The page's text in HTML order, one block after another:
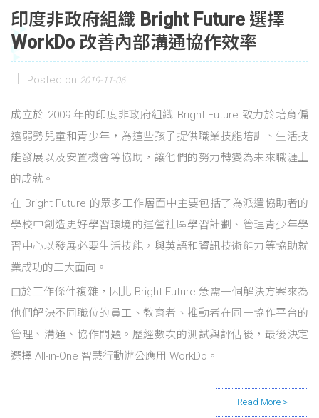
印度非政府組織 Bright Future 選擇
WorkDo 改善內部溝通協作效率
Posted on 2019-11-06
成立於 2009 年的印度非政府組織 Bright Future 致力於培育偏
遠弱勢兒童和青少年，為這些孩子提供職業技能培訓、生活技
能發展以及安置機會等協助，讓他們的努力轉變為未來職涯上
的成就。
在 Bright Future 的眾多工作層面中主要包括了為派遣協助者的
學校中創造更好學習環境的運營社區學習計劃、管理青少年學
習中心以發展必要生活技能，與英語和資訊技術能力等協助就
業成功的三大面向。
由於工作條件複雜，因此 Bright Future 急需一個解決方案來為
他們解決不同職位的員工、教育者、推動者在同一協作平台的
管理、溝通、協作問題。歷經數次的測試與評估後，最後決定
選擇 All-in-One 智慧行動辦公應用 WorkDo。